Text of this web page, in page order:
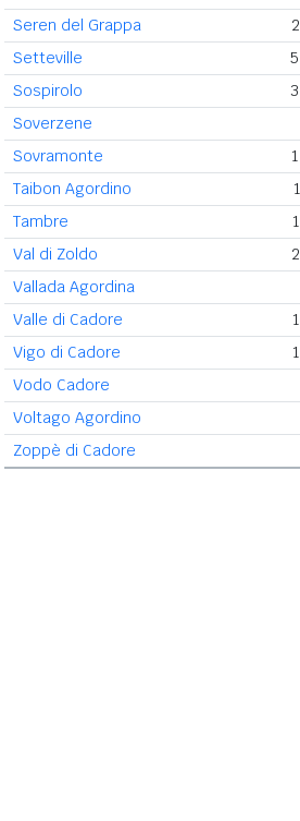
Seren del Grappa
Setteville
Sospirolo
Soverzene
Sovramonte
Taibon Agordino
Tambre
Val di Zoldo
Vallada Agordina
Valle di Cadore
Vigo di Cadore
Vodo Cadore
Voltago Agordino
Zoppè di Cadore